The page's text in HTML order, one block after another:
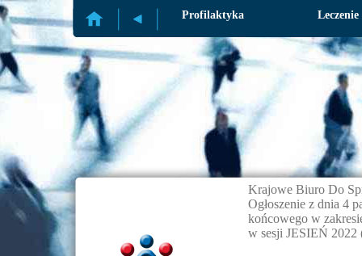
Profilaktyka Leczenie
Krajowe Biuro Do
Ogłoszenie z dnia 4
końcowego w
w sesji JESIEŃ 2022